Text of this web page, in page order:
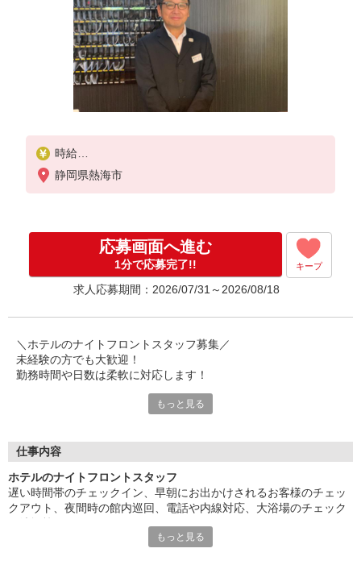
時給
ナイトフロント 1,200円
※22時〜翌5時は深夜時給1.25倍となります。
静岡県熱海市
応募画面へ進む
1分で応募完了!! キープ
求人応募期間：2026/07/31～2026/08/18
＼ホテルのナイトフロントスタッフ募集／
未経験の方でも大歓迎！
勤務時間や日数は柔軟に対応します！
が活躍中
安心して就業していただける環境をご用意しています。
お気軽にご応募下さい。
もっと見る
仕事内容
ホテルのナイトフロントスタッフ
遅い時間帯のチェックイン、早朝にお出かけされるお客様のチェッ
クアウト、夜間時の館内巡回、電話や内線対応、大浴場のチェック
夜間でもお客様が安心できる態勢を整えていただくのがお仕事で
もっと見る